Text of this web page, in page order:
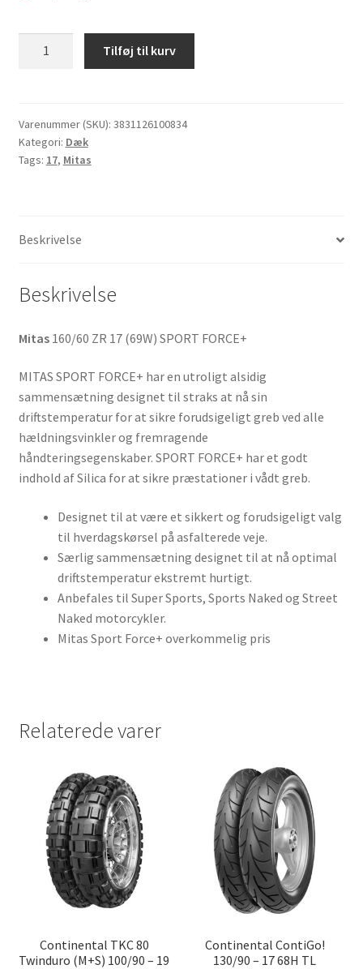
ZR
17
(69W)
Tilføj til kurv
Varenummer (SKU): 3831126100834
Kategori: Dæk
Tags: 17, Mitas
Beskrivelse
Beskrivelse
Mitas 160/60 ZR 17 (69W) SPORT FORCE+
MITAS SPORT FORCE+ har en utroligt alsidig
sammensætning designet til straks at nå sin
driftstemperatur for at sikre forudsigeligt greb ved alle
hældningsvinkler og fremragende
håndteringsegenskaber. SPORT FORCE+ har et godt
indhold af Silica for at sikre præstationer i vådt greb.
Designet til at være et sikkert og forudsigeligt valg
til hverdagskørsel på asfalterede veje.
Særlig sammensætning designet til at nå optimal
driftstemperatur ekstremt hurtigt.
Anbefales til Super Sports, Sports Naked og Street
Naked motorcykler.
Mitas Sport Force+ overkommelig pris
Relaterede varer
Continental TKC 80
Twinduro (M+S) 100/90 – 19
Continental ContiGo!
130/90 – 17 68H TL